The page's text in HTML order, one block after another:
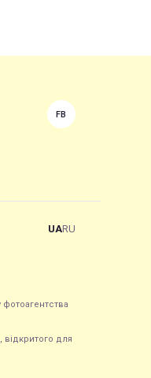
FB
UARU
відкритого для